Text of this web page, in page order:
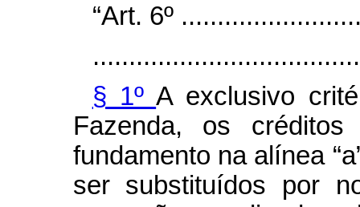
“Art. 6º
§ 1ºA exclusivo
Fazenda, os
fundamento na alínea
ser substituídos por